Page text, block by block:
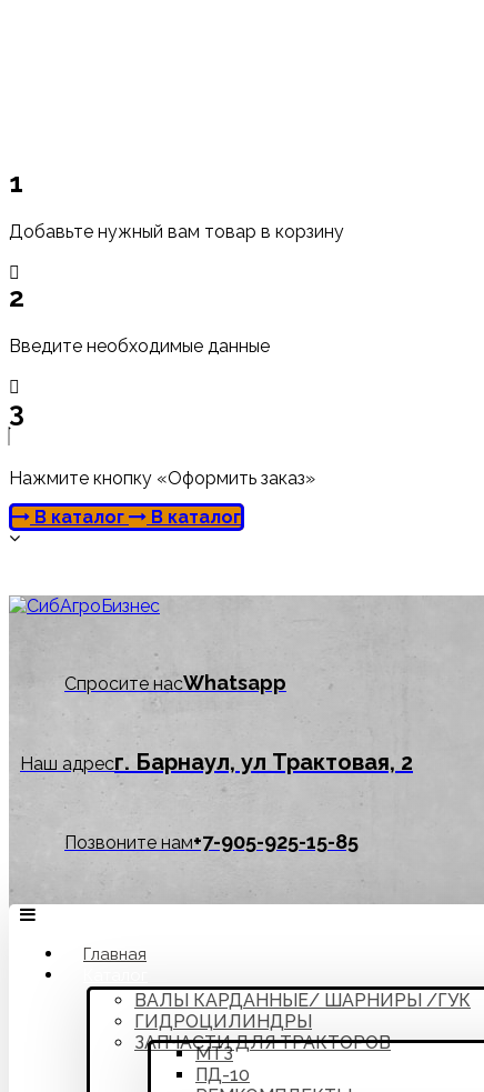
1
Добавьте нужный вам товар в корзину
2
Введите необходимые данные
3
Нажмите кнопку «Оформить заказ»
В каталог
В каталог
Спросите насWhatsapp
Наш адресг. Барнаул, ул Трактовая, 2
Позвоните нам‪+7-905-925-15-85
Главная
ВАЛЫ КАРДАННЫЕ/ ШАРНИРЫ /ГУК
ГИДРОЦИЛИНДРЫ
ЗАПЧАСТИ ДЛЯ ТРАКТОРОВ
МТЗ
ПД-10